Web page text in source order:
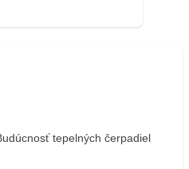
tepelných čerpadiel